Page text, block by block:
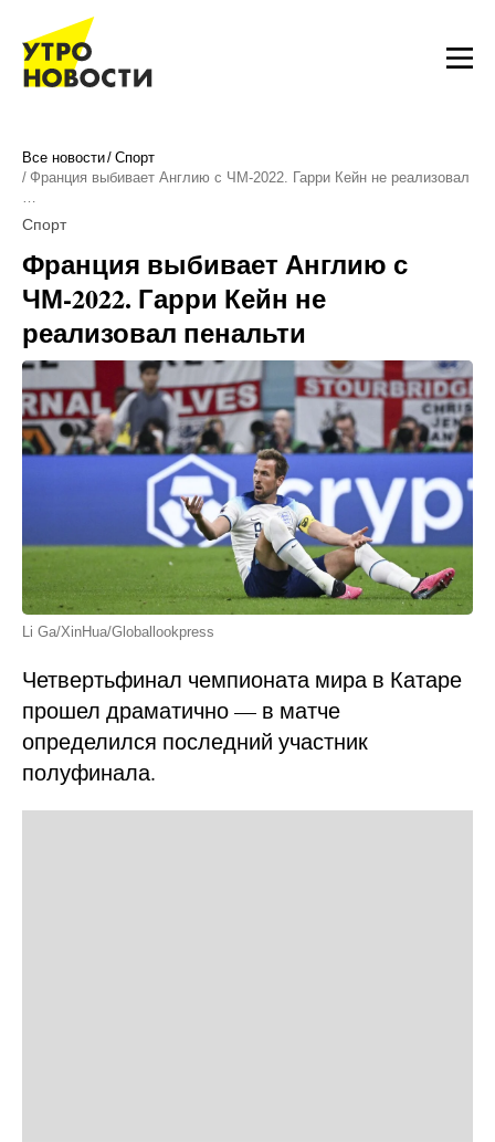
Все новости Спорт
Франция выбивает Англию с ЧМ-2022. Гарри Кейн не реализовал
…
Спорт
Франция выбивает Англию с
ЧМ-2022. Гарри Кейн не
реализовал пенальти
Li Ga/XinHua/Globallookpress
Четвертьфинал чемпионата мира в Катаре
прошел драматично — в матче
определился последний участник
полуфинала.